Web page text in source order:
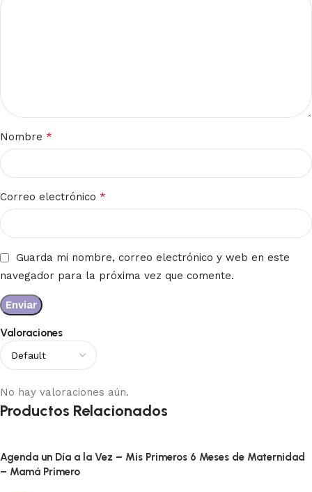
Valoraciones
No hay valoraciones aún.
Nombre *
Correo electrónico *
Guarda mi nombre, correo electrónico y web en este
navegador para la próxima vez que comente.
Productos Relacionados
Agenda un Día a la Vez – Mis Primeros 6 Meses de Maternidad
– Mamá Primero